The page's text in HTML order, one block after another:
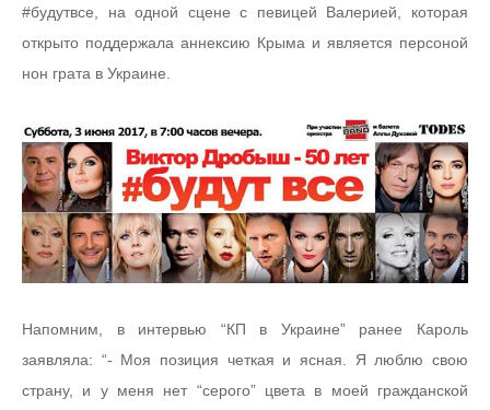
#будутвсе, на одной сцене с певицей Валерией, которая
открыто поддержала аннексию Крыма и является персоной
нон грата в Украине.
Напомним, в интервью “КП в Украине” ранее Кароль
заявляла: “- Моя позиция четкая и ясная. Я люблю свою
страну, и у меня нет “серого” цвета в моей гражданской